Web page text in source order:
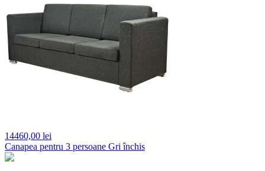
14460,00 lei
Canapea pentru 3 persoane Gri închis